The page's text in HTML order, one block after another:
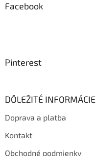
Facebook
Pinterest
DÔLEŽITÉ INFORMÁCIE
Doprava a platba
Kontakt
Obchodné podmienky